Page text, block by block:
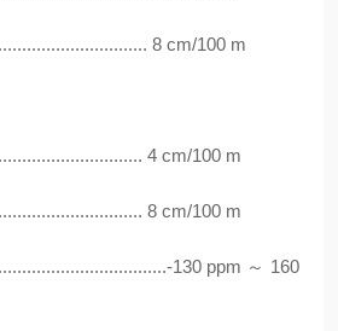
8 cm/100 m
4 cm/100 m
8 cm/100 m
130 ppm ～ 160